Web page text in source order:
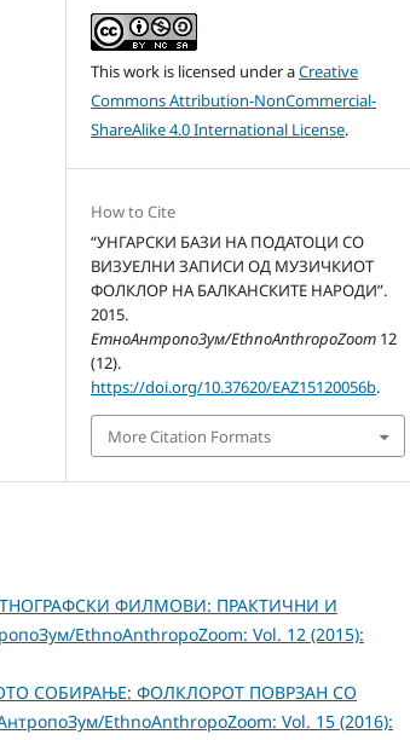
This work is licensed under aCreative
Commons Attribution-NonCommercial-
ShareAlike 4.0 International License.
How to Cite
“УНГАРСКИ БАЗИ НА ПОДАТОЦИ СО
ВИЗУЕЛНИ ЗАПИСИ ОД МУЗИЧКИОТ
ФОЛКЛОР НА БАЛКАНСКИТЕ НАРОДИ”.
2015.
ЕтноАнтропоЗум/EthnoAnthropoZoom 12
(12).
https://doi.org/10.37620/EAZ15120056b.
More Citation Formats
ФИЛМОВИ: ПРАКТИЧНИ И
EthnoAnthropoZoom: Vol. 12 (2015):
СОБИРАЊЕ: ФОЛКЛОРОТ ПОВРЗАН СО
EthnoAnthropoZoom: Vol. 15 (2016):